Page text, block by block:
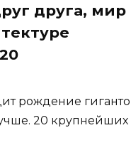
друга, мир
рождение
20 крупнейших